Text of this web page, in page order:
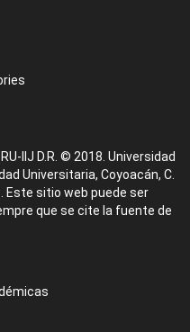
IIJ D.R. © 2018. Universidad
Universitaria, Coyoacán, C.
Este sitio web puede ser
que se cite la fuente de